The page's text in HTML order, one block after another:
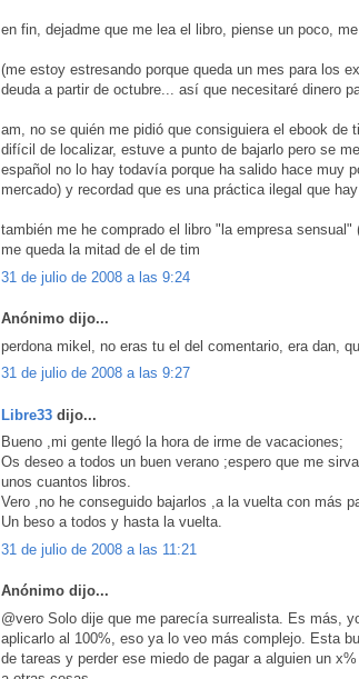
en fin, dejadme que me lea el libro, piense un poco,
(me estoy estresando porque queda un mes para los
deuda a partir de octubre... así que necesitaré dinero
am, no se quién me pidió que consiguiera el ebook de
difícil de localizar, estuve a punto de bajarlo pero se
español no lo hay todavía porque ha salido hace muy
mercado) y recordad que es una práctica ilegal que
también me he comprado el libro "la empresa
me queda la mitad de el de tim
31 de julio de 2008 a las 9:24
Anónimo dijo...
perdona mikel, no eras tu el del comentario, era dan,
31 de julio de 2008 a las 9:27
Libre33 dijo...
Bueno ,mi gente llegó la hora de irme de vacaciones;
Os deseo a todos un buen verano ;espero que me
unos cuantos libros.
Vero ,no he conseguido bajarlos ,a la vuelta con más
Un beso a todos y hasta la vuelta.
31 de julio de 2008 a las 11:21
Anónimo dijo...
@vero Solo dije que me parecía surrealista. Es más,
aplicarlo al 100%, eso ya lo veo más complejo. Esta
de tareas y perder ese miedo de pagar a alguien un